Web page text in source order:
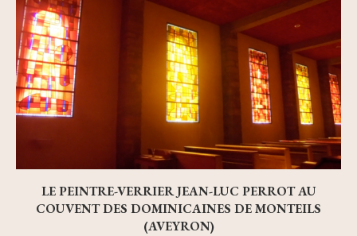
LE PEINTRE-VERRIER JEAN-LUC PERROT AU
COUVENT DES DOMINICAINES DE MONTEILS
(AVEYRON)